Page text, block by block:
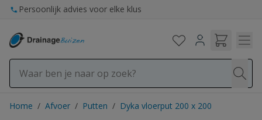
Ga naar de inhoud
Persoonlijk advies voor elke klus
Home / Afvoer / Putten / Dyka vloerput 200 x 200